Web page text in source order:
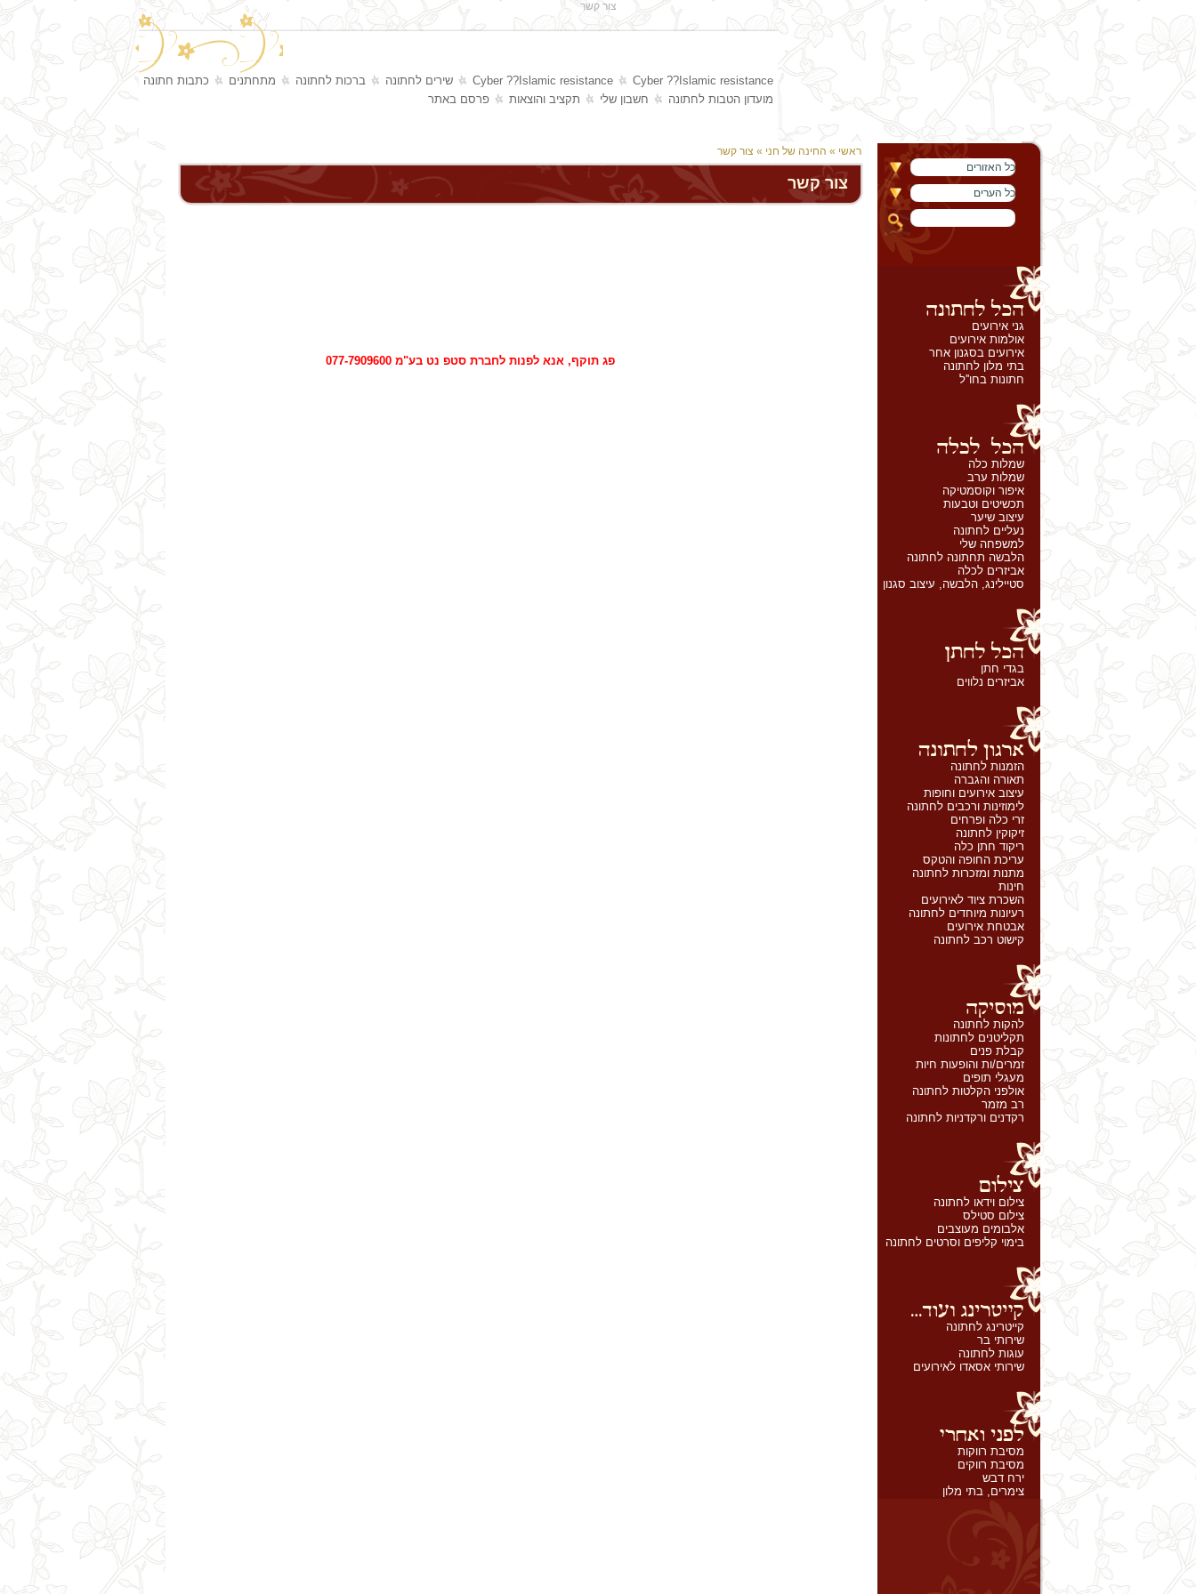
צור קשר
Cyber ??Islamic resistance
Cyber ??Islamic resistance שירים לחתונה ברכות לחתונה מתחתנים
כתבות חתונה
מועדון הטבות לחתונה
חשבון שלי תקציב והוצאות פרסם באתר
ראשי » החינה של חני » צור קשר
צור קשר
פג תוקף, אנא לפנות לחברת סטפ נט בע"מ 077-7909600
כל האזורים
כל הערים
גני אירועים
אולמות אירועים
אירועים בסגנון אחר
בתי מלון לחתונה
חתונות בחו''ל
שמלות כלה
שמלות ערב
איפור וקוסמטיקה
תכשיטים וטבעות
עיצוב שיער
נעליים לחתונה
למשפחה שלי
הלבשה תחתונה לחתונה
אביזרים לכלה
סטיילינג, הלבשה, עיצוב סגנון
בגדי חתן
אביזרים נלווים
הזמנות לחתונה
תאורה והגברה
עיצוב אירועים וחופות
לימוזינות ורכבים לחתונה
זרי כלה ופרחים
זיקוקין לחתונה
ריקוד חתן כלה
עריכת החופה והטקס
מתנות ומזכרות לחתונה
חינות
השכרת ציוד לאירועים
רעיונות מיוחדים לחתונה
אבטחת אירועים
קישוט רכב לחתונה
להקות לחתונה
תקליטנים לחתונות
קבלת פנים
זמרים/ות והופעות חיות
מעגלי תופים
אולפני הקלטות לחתונה
רב מזמר
רקדנים ורקדניות לחתונה
צילום וידאו לחתונה
צילום סטילס
אלבומים מעוצבים
בימוי קליפים וסרטים לחתונה
קייטרינג לחתונה
שירותי בר
עוגות לחתונה
שירותי אסאדו לאירועים
מסיבת רווקות
מסיבת רווקים
ירח דבש
צימרים, בתי מלון